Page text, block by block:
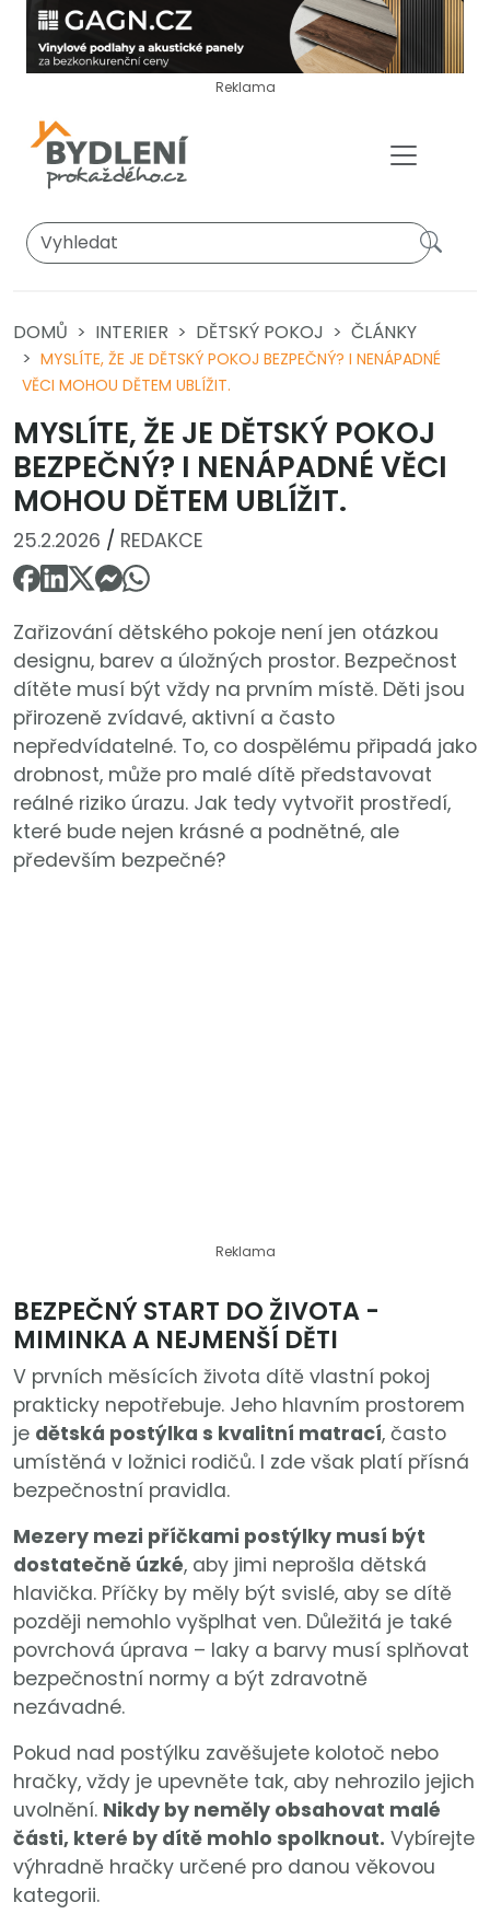
Reklama
DOMŮ INTERIER DĚTSKÝ POKOJ ČLÁNKY
MYSLÍTE, ŽE JE DĚTSKÝ POKOJ BEZPEČNÝ? I NENÁPADNÉ
VĚCI MOHOU DĚTEM UBLÍŽIT.
MYSLÍTE, ŽE JE DĚTSKÝ POKOJ
BEZPEČNÝ? I NENÁPADNÉ VĚCI
MOHOU DĚTEM UBLÍŽIT.
25.2.2026 / REDAKCE
Zařizování dětského pokoje není jen otázkou
designu, barev a úložných prostor. Bezpečnost
dítěte musí být vždy na prvním místě. Děti jsou
přirozeně zvídavé, aktivní a často
nepředvídatelné. To, co dospělému připadá jako
drobnost, může pro malé dítě představovat
reálné riziko úrazu. Jak tedy vytvořit prostředí,
které bude nejen krásné a podnětné, ale
především bezpečné?
Reklama
BEZPEČNÝ START DO ŽIVOTA -
MIMINKA A NEJMENŠÍ DĚTI
V prvních měsících života dítě vlastní pokoj
prakticky nepotřebuje. Jeho hlavním prostorem
je dětská postýlka s kvalitní matrací, často
umístěná v ložnici rodičů. I zde však platí přísná
bezpečnostní pravidla.
Mezery mezi příčkami postýlky musí být
dostatečně úzké, aby jimi neprošla dětská
hlavička. Příčky by měly být svislé, aby se dítě
později nemohlo vyšplhat ven. Důležitá je také
povrchová úprava – laky a barvy musí splňovat
bezpečnostní normy a být zdravotně
nezávadné.
Pokud nad postýlku zavěšujete kolotoč nebo
hračky, vždy je upevněte tak, aby nehrozilo jejich
uvolnění. Nikdy by neměly obsahovat malé
části, které by dítě mohlo spolknout. Vybírejte
výhradně hračky určené pro danou věkovou
kategorii.